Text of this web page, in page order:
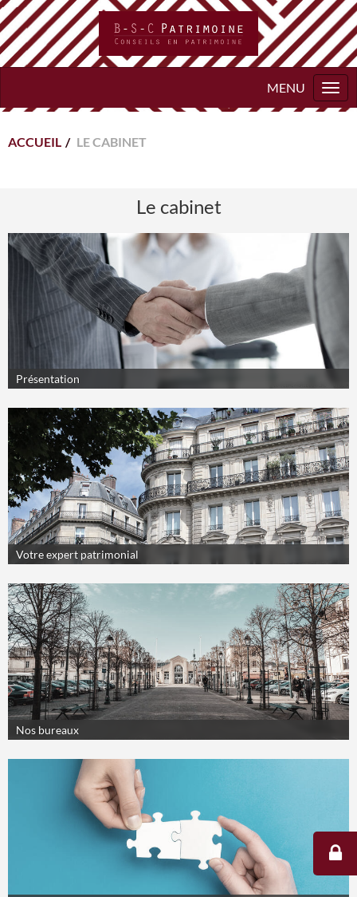
ACCUEIL LE CABINET
Le cabinet
Présentation
Votre expert patrimonial
Nos bureaux